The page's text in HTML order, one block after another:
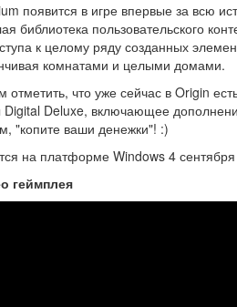
появится в игре впервые за всю
библиотека пользовательского
к целому ряду созданных
комнатами и целыми домами.
что уже сейчас в Origin
Digital Deluxe, включающее
"копите ваши денежки"! :)
на платформе Windows 4
геймплея